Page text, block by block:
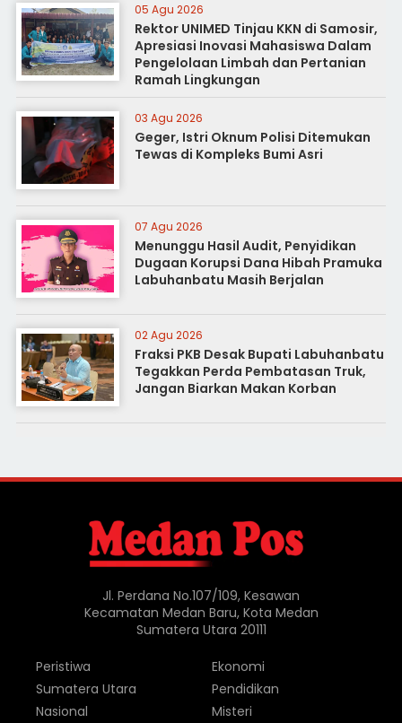
05 Agu 2026
Rektor UNIMED Tinjau KKN di Samosir,
Apresiasi Inovasi Mahasiswa Dalam
Pengelolaan Limbah dan Pertanian
Ramah Lingkungan
03 Agu 2026
Geger, Istri Oknum Polisi Ditemukan
Tewas di Kompleks Bumi Asri
07 Agu 2026
Menunggu Hasil Audit, Penyidikan
Dugaan Korupsi Dana Hibah Pramuka
Labuhanbatu Masih Berjalan
02 Agu 2026
Fraksi PKB Desak Bupati Labuhanbatu
Tegakkan Perda Pembatasan Truk,
Jangan Biarkan Makan Korban
Jl. Perdana No.107/109, Kesawan
Kecamatan Medan Baru, Kota Medan
Sumatera Utara 20111
Peristiwa
Sumatera Utara
Nasional
Ekonomi
Pendidikan
Misteri